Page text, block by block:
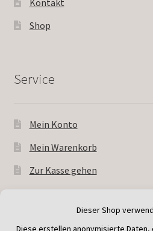
Kontakt
Shop
Service
Mein Konto
Mein Warenkorb
Zur Kasse gehen